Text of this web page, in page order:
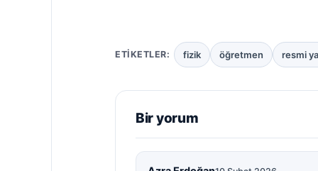
ETIKETLER: fizik öğretmen resmi
Bir yorum